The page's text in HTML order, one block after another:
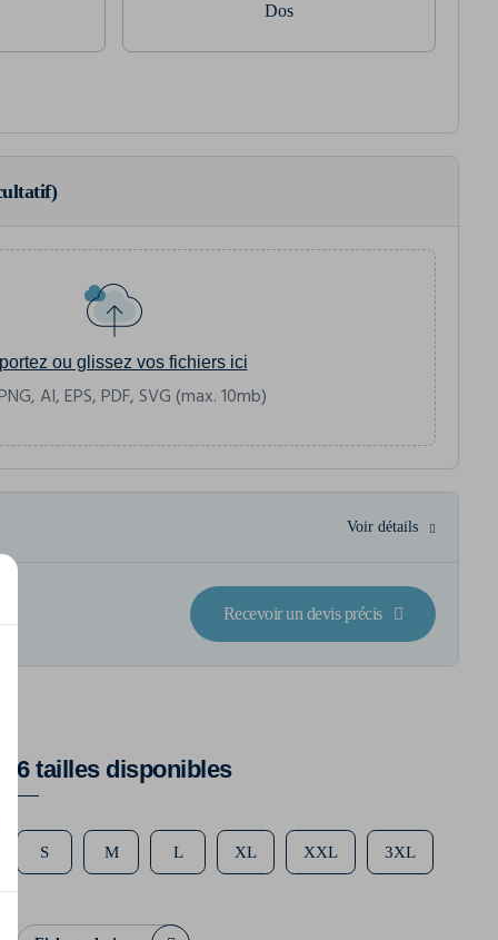
Dos
ou glissez vos fichiers ici
AI, EPS, PDF, SVG (max. 10mb)
Voir détails
Recevoir un devis précis
6 tailles disponibles
S M L XL XXL 3XL